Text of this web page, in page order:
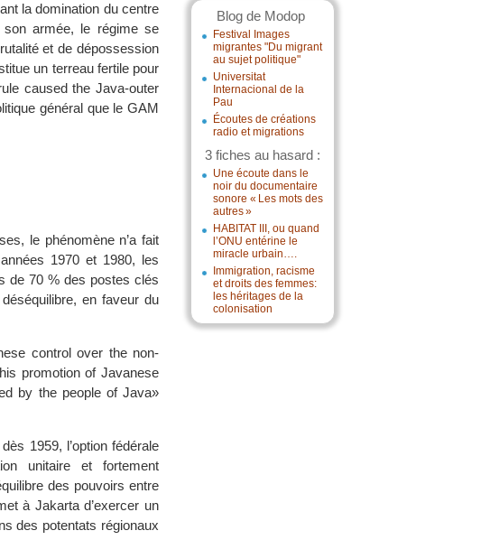
Blog de Modop
Festival Images
migrantes "Du migrant
au sujet politique"
Universitat
Internacional de la
Pau
Écoutes de créations
radio et migrations
3 fiches au hasard :
Une écoute dans le
noir du documentaire
sonore « Les mots des
autres »
HABITAT III, ou quand
l’ONU entérine le
miracle urbain….
Immigration, racisme
et droits des femmes:
les héritages de la
colonisation
la domination du centre
son armée, le régime se
et de dépossession
un terreau fertile pour
caused the Java-outer
général que le GAM
le phénomène n’a fait
1970 et 1980, les
de 70 % des postes clés
en faveur du
control over the non-
promotion of Javanese
by the people of Java»
1959, l’option fédérale
unitaire et fortement
des pouvoirs entre
à Jakarta d’exercer un
des potentats régionaux